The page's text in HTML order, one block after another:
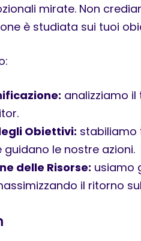
mirate. Non
è studiata sui tuoi
analizziamo
Obiettivi: stabiliamo
guidano le nostre azioni.
delle Risorse: usiamo
il ritorno